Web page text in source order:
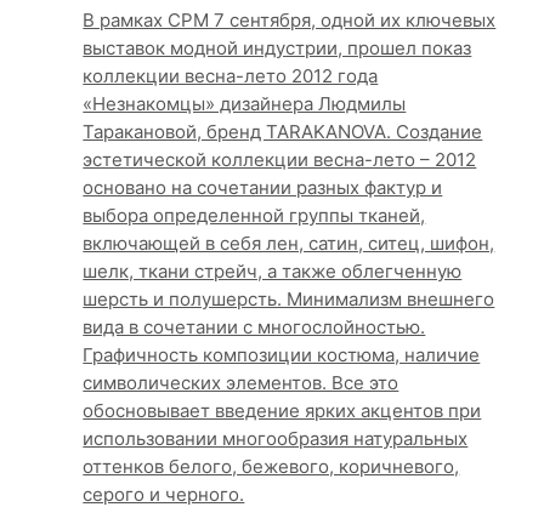
В рамках CPM 7 сентября, одной их ключевых
выставок модной индустрии, прошел показ
коллекции весна-лето 2012 года
«Незнакомцы» дизайнера Людмилы
Таракановой, бренд TARAKANOVA. Создание
эстетической коллекции весна-лето – 2012
основано на сочетании разных фактур и
выбора определенной группы тканей,
включающей в себя лен, сатин, ситец, шифон,
шелк, ткани стрейч, а также облегченную
шерсть и полушерсть. Минимализм внешнего
вида в сочетании с многослойностью.
Графичность композиции костюма, наличие
символических элементов. Все это
обосновывает введение ярких акцентов при
использовании многообразия натуральных
оттенков белого, бежевого, коричневого,
серого и черного.